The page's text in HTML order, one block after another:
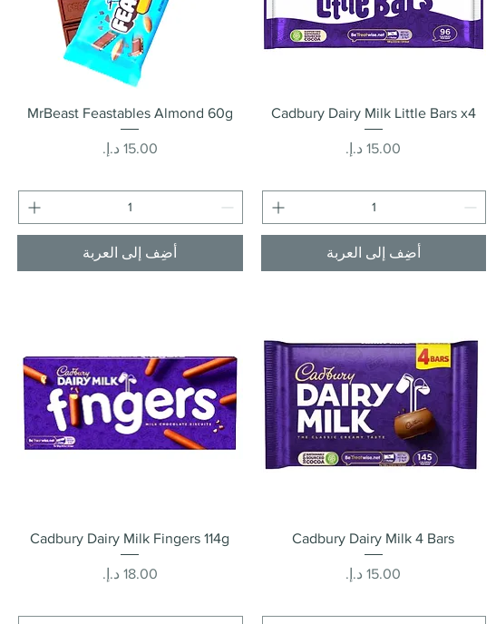
العرض السريع
Cadbury Dairy Milk Little Bars x4
السعر
أضِف إلى العربة
العرض السريع
MrBeast Feastables Almond 60g
السعر
أضِف إلى العربة
العرض السريع
Cadbury Dairy Milk 4 Bars
السعر
العرض السريع
Cadbury Dairy Milk Fingers 114g
السعر